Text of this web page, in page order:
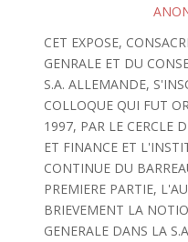
CET EXPOSE,
GENRALE ET DU
S.A. ALLEMANDE,
COLLOQUE QUI FUT
1997, PAR LE CERCLE
ET FINANCE ET
CONTINUE DU
PREMIERE PARTIE,
BRIEVEMENT LA
GENERALE DANS LA